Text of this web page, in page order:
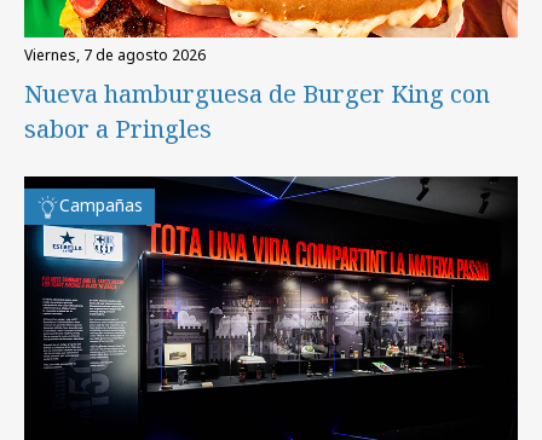
viernes, 7 de agosto 2026
Nueva hamburguesa de Burger King con
sabor a Pringles
Campañas